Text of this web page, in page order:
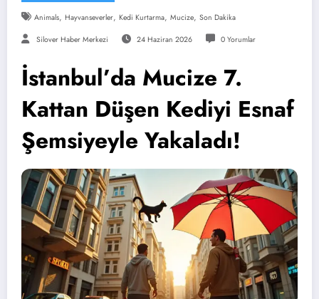
Animals, Hayvanseverler, Kedi Kurtarma, Mucize, Son Dakika
Silover Haber Merkezi 24 Haziran 2026 0 Yorumlar
İstanbul’da Mucize 7.
Kattan Düşen Kediyi Esnaf
Şemsiyeyle Yakaladı!